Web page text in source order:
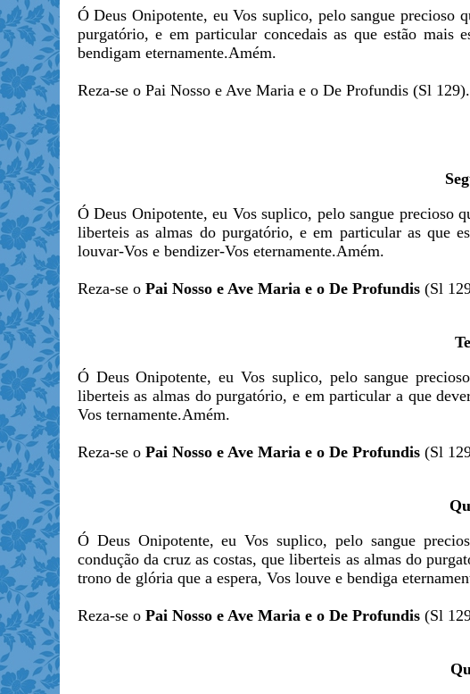
Ó Deus Onipotente, eu Vos suplico, pelo sangue
purgatório, e em particular concedais as que estão mais
bendigam eternamente.Amém.
Reza-se o Pai Nosso e Ave Maria e o De Profundis (Sl 129).
Ó Deus Onipotente, eu Vos suplico, pelo sangue precioso
liberteis as almas do purgatório, e em particular as que
louvar-Vos e bendizer-Vos eternamente.Amém.
Reza-se o Pai Nosso e Ave Maria e o De Profundis(Sl
Ó Deus Onipotente, eu Vos suplico, pelo sangue
liberteis as almas do purgatório, e em particular a que
Vos ternamente.Amém.
Reza-se o Pai Nosso e Ave Maria e o De Profundis(Sl
Ó Deus Onipotente, eu Vos suplico, pelo sangue
condução da cruz as costas, que liberteis as almas do
trono de glória que a espera, Vos louve e bendiga
Reza-se o Pai Nosso e Ave Maria e o De Profundis(Sl